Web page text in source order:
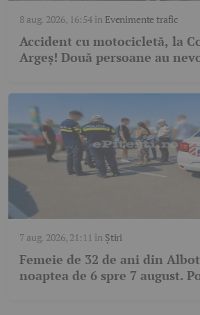
8 aug. 2026, 16:54în Evenimente trafic
Accident cu motocicletă, la
Argeș! Două persoane au
7 aug. 2026, 21:11 în Știri
Femeie de 32 de ani din
noaptea de 6 spre 7 august.